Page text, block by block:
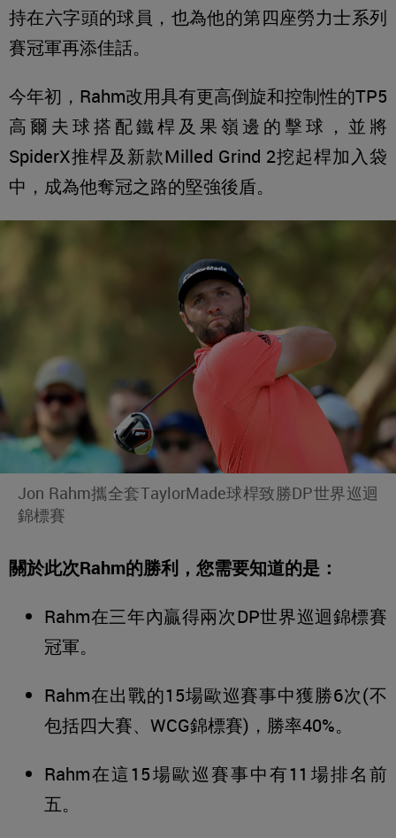
持在六字頭的球員，也為他的第四座勞力士系列
賽冠軍再添佳話。
今年初，Rahm改用具有更高倒旋和控制性的TP5
高爾夫球搭配鐵桿及果嶺邊的擊球，並將
SpiderX推桿及新款Milled Grind 2挖起桿加入袋
中，成為他奪冠之路的堅強後盾。
Jon Rahm攜全套TaylorMade球桿致勝DP世界巡迴
錦標賽
關於此次Rahm的勝利，您需要知道的是：
Rahm在三年內贏得兩次DP世界巡迴錦標賽
冠軍。
Rahm在出戰的15場歐巡賽事中獲勝6次(不
包括四大賽、WCG錦標賽)，勝率40%。
Rahm在這15場歐巡賽事中有11場排名前
五。